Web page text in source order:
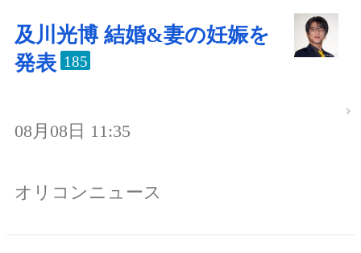
及川光博 結婚&妻の妊娠を
発表 185
08月08日 11:35
オリコンニュース